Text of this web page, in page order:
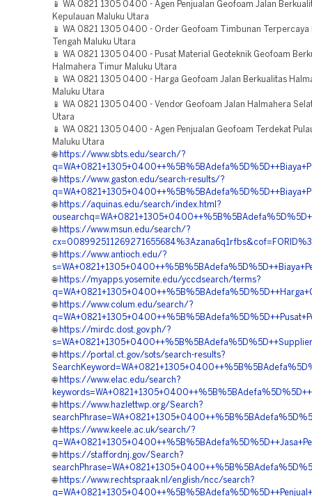
📱 WA 0821 1305 0400 - Agen Penjualan Geofoam Jalan
Kepulauan Maluku Utara
📱 WA 0821 1305 0400 - Order Geofoam Timbunan Terpercaya
Tengah Maluku Utara
📱 WA 0821 1305 0400 - Pusat Material Geoteknik Geofoam
Halmahera Timur Maluku Utara
📱 WA 0821 1305 0400 - Harga Geofoam Jalan Berkualitas
Maluku Utara
📱 WA 0821 1305 0400 - Vendor Geofoam Jalan Halmahera
Utara
📱 WA 0821 1305 0400 - Agen Penjualan Geofoam Terdekat
Maluku Utara
🌐 https://www.sbts.edu/search/?
🌐 https://www.gaston.edu/search-results/?
🌐 https://aquinas.edu/search/index.html?
🌐 https://www.msun.edu/search/?
🌐 https://www.antioch.edu/?
🌐 https://myapps.yosemite.edu/yccdsearch/terms?
🌐 https://www.colum.edu/search/?
🌐 https://mirdc.dost.gov.ph/?
🌐 https://portal.ct.gov/sots/search-results?
🌐 https://www.elac.edu/search?
🌐 https://www.hazlettwp.org/Search?
🌐 https://www.keele.ac.uk/search/?
🌐 https://staffordnj.gov/Search?
🌐 https://www.rechtspraak.nl/english/ncc/search?